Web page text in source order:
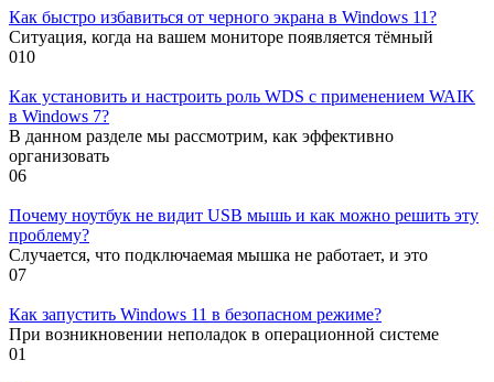
Как быстро избавиться от черного экрана в Windows 11?
Ситуация, когда на вашем мониторе появляется тёмный
010
Как установить и настроить роль WDS с применением WAIK
в Windows 7?
В данном разделе мы рассмотрим, как эффективно
организовать
06
Почему ноутбук не видит USB мышь и как можно решить эту
проблему?
Случается, что подключаемая мышка не работает, и это
07
Как запустить Windows 11 в безопасном режиме?
При возникновении неполадок в операционной системе
01